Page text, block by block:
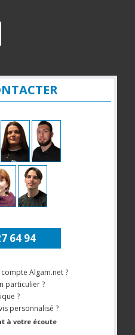
64 94
Algam.net ?
particulier ?
?
personnalisé ?
à votre écoute